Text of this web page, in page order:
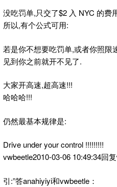
没吃罚单,只交了$2 入 NYC 的费
所以,有个公式可用:
若是你不想要吃罚单,或者你照限
见到你之前就开不见了.
大家开高速,超高速!!!
哈哈哈!!!
仍然最基本规律是:
Drive under your control !!!!!!!!!
vwbeetle2010-03-06 10:49:34回
引:”答anahiyiyi和vwbeetle：